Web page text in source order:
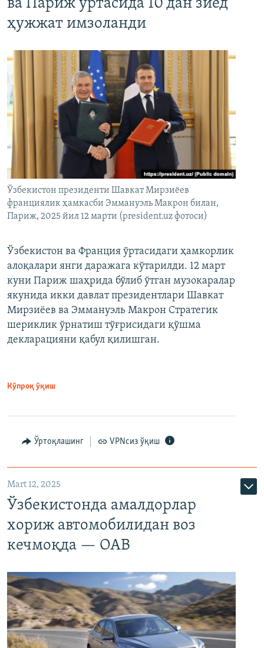
ва Париж ўртасида 10 дан зиёд
ҳужжат имзоланди
Ўзбекистон президенти Шавкат Мирзиёев
франциялик ҳамкасби Эммануэль Макрон билан,
Париж, 2025 йил 12 марти (president.uz фотоси)
Ўзбекистон ва Франция ўртасидаги ҳамкорлик
алоқалари янги даражага кўтарилди. 12 март
куни Париж шаҳрида бўлиб ўтган музокаралар
якунида икки давлат президентлари Шавкат
Мирзиёев ва Эммануэль Макрон Стратегик
шериклик ўрнатиш тўғрисидаги қўшма
декларацияни қабул қилишган.
Кўпроқ ўқиш
Ўртоқлашинг VPNсиз ўқиш
Mart 12, 2025
Ўзбекистонда амалдорлар
хориж автомобилидан воз
кечмоқда — ОАВ